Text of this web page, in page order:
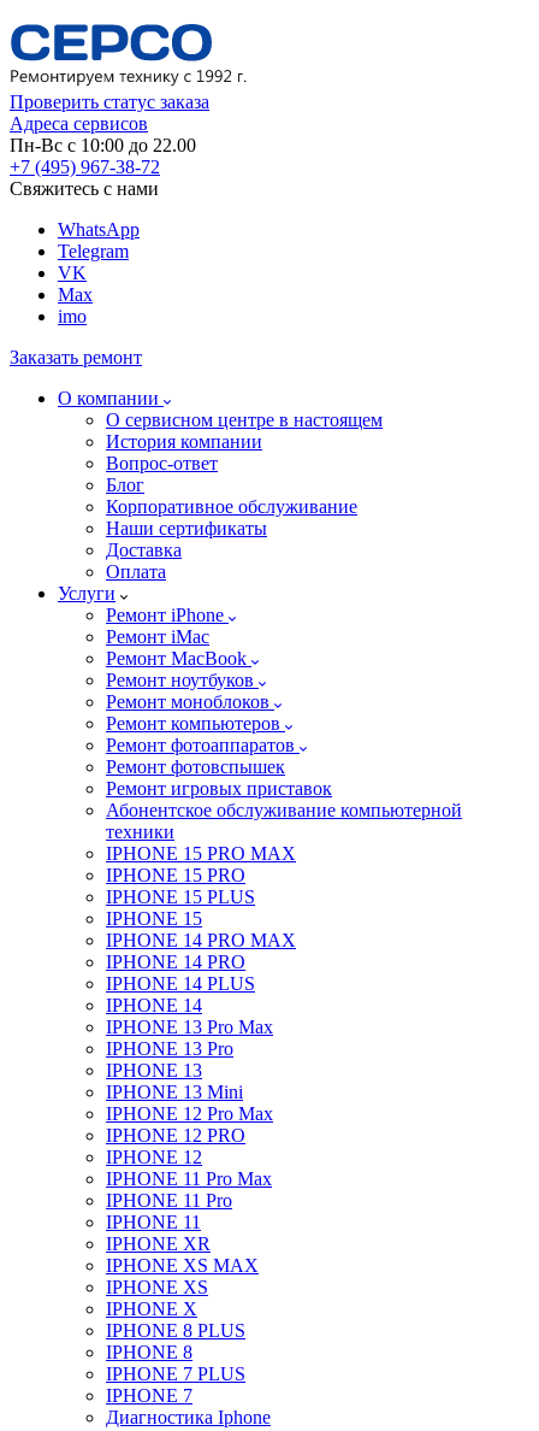
Проверить статус заказа
Адреса сервисов
Пн-Вс с 10:00 до 22.00
+7 (495) 967-38-72
Свяжитесь с нами
WhatsApp
Telegram
VK
Max
imo
Заказать ремонт
О компании
О сервисном центре в настоящем
История компании
Вопрос-ответ
Блог
Корпоративное обслуживание
Наши сертификаты
Доставка
Оплата
Услуги
Ремонт iPhone
Ремонт iMac
Ремонт MacBook
Ремонт ноутбуков
Ремонт моноблоков
Ремонт компьютеров
Ремонт фотоаппаратов
Ремонт фотовспышек
Ремонт игровых приставок
Абонентское обслуживание компьютерной
техники
IPHONE 15 PRO MAX
IPHONE 15 PRO
IPHONE 15 PLUS
IPHONE 15
IPHONE 14 PRO MAX
IPHONE 14 PRO
IPHONE 14 PLUS
IPHONE 14
IPHONE 13 Pro Max
IPHONE 13 Pro
IPHONE 13
IPHONE 13 Mini
IPHONE 12 Pro Max
IPHONE 12 PRO
IPHONE 12
IPHONE 11 Pro Max
IPHONE 11 Pro
IPHONE 11
IPHONE XR
IPHONE XS MAX
IPHONE XS
IPHONE X
IPHONE 8 PLUS
IPHONE 8
IPHONE 7 PLUS
IPHONE 7
Диагностика Iphone